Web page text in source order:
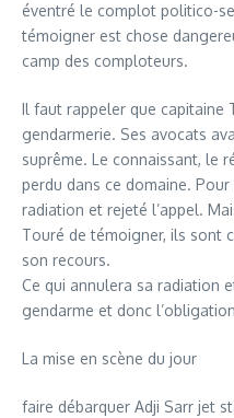
éventré le complot politico-
témoigner est chose
camp des comploteurs.
Il faut rappeler que capitaine
gendarmerie. Ses avocats
suprême. Le connaissant, le
perdu dans ce domaine.
radiation et rejeté l’appel.
Touré de témoigner, ils sont
son recours.
Ce qui annulera sa radiation
gendarme et donc
La mise en scène du jour
faire débarquer Adji Sarr jet